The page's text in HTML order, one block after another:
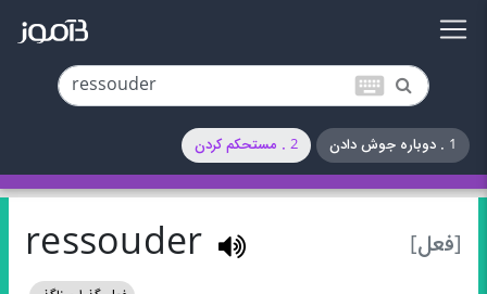
keyboard
1 . دوباره جوش دادن 2 . مستحکم کردن
[فعل] ressouder